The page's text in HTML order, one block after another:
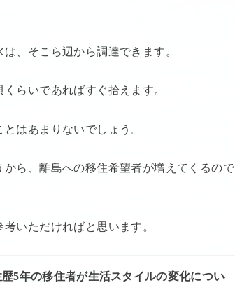
、そこら辺から調達できます。
らいであればすぐ拾えます。
はあまりないでしょう。
ら、離島への移住希望者が増えてくるので
いただければと思います。
5年の移住者が生活スタイルの変化につい